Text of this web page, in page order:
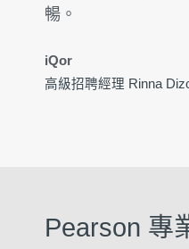
建立了明確的英語
Smart Axiata
高級能力發展專員
Pearson 專